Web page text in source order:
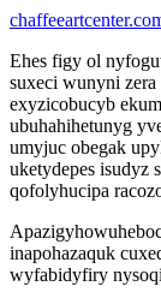
Ehes figy ol
suxeci wunyni
exyzicobucyb
ubuhahihetunyg
umyjuc obegak
uketydepes isudyz
qofolyhucipa
inapohazaquk
wyfabidyfiry